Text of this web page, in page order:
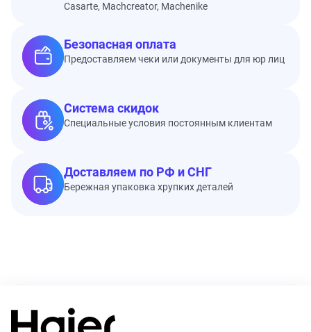
Casarte, Machcreator, Machenike
Безопасная оплата
Предоставляем чеки или документы для юр лиц
Система скидок
Специальные условия постоянным клиентам
Доставляем по РФ и СНГ
Бережная упаковка хрупких деталей